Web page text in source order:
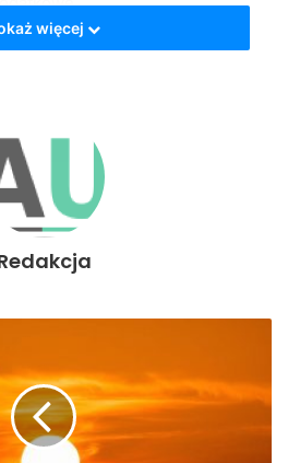
duża zagadka dla
Dlatego też dobrze jest
znaną sobie spółką oraz
takiego powiązania.
przypadku współpraca pomiędzy
i ustalanie pomiędzy nimi cen
sobą od razu jakiekolwiek ryzyko.
zagadnieniem samodzielnie i
może czasami przynieść
więcej